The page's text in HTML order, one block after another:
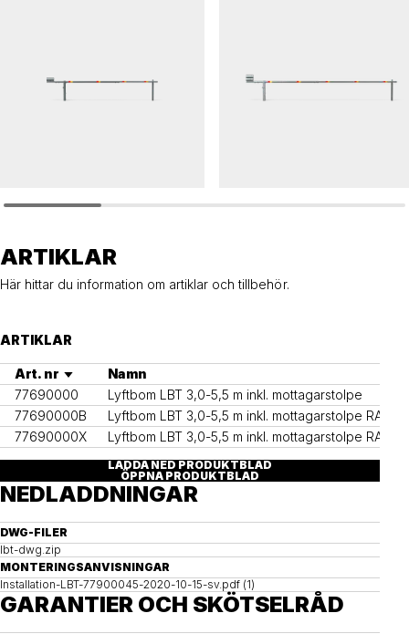
ARTIKLAR
Här hittar du information om artiklar och tillbehör.
ARTIKLAR
Art. nr
Namn
77690000
Lyftbom LBT 3,0-5,5 m inkl. mottagarstolpe
77690000B
Lyftbom LBT 3,0-5,5 m inkl. mottagarstolpe
77690000X
Lyftbom LBT 3,0-5,5 m inkl. mottagarstolpe
LADDA NED PRODUKTBLAD
ÖPPNA PRODUKTBLAD
NEDLADDNINGAR
DWG-FILER
lbt-dwg.zip
MONTERINGSANVISNINGAR
Installation-LBT-77900045-2020-10-15-sv.pdf (1)
GARANTIER OCH SKÖTSELRÅD